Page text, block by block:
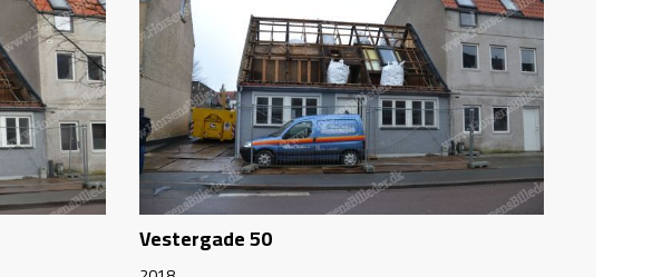
Vestergade 50